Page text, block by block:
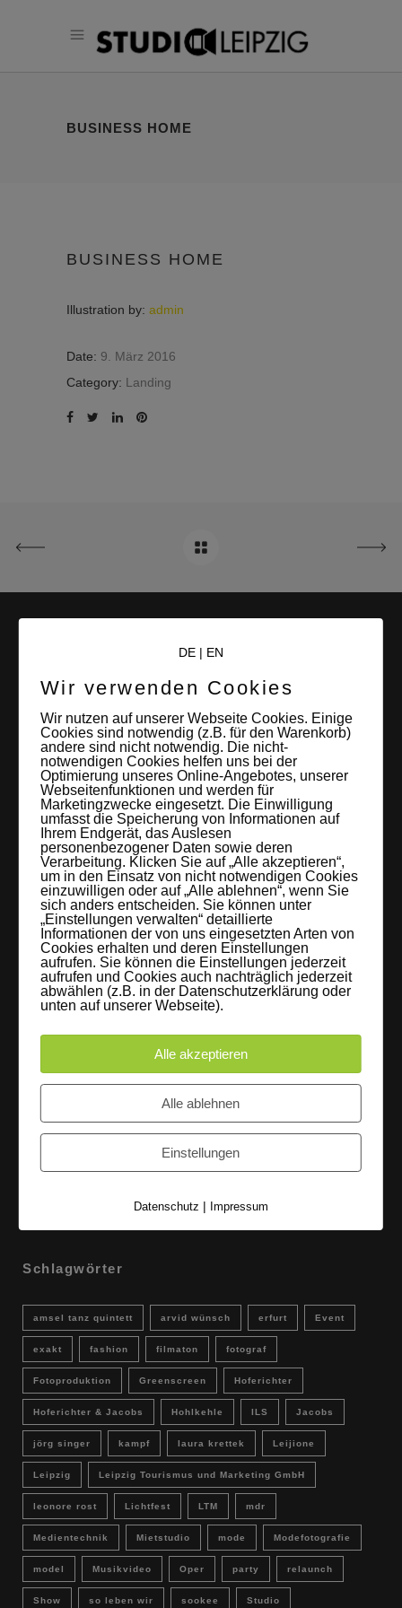
BUSINESS HOME
BUSINESS HOME
Illustration by: admin
Date: 9. März 2016
Category: Landing
LEIPZIGS MIETSTUDIO
Hier lassen sich Foto- und Videoproduktionen aller Art in
entspannter Loftatmosphäre realisieren. Alles da, was man
braucht: Technik, Platz, Couch und Kaffee. Folgt uns!
Letzte Beiträge
60 Jahre WG UNITAS eG [Scholz & Heinz]
9. Oktober 2017
FLAMINGOCAT Premium Collection [Susann
Jehnichen]
24. Juli 2017
Es regnet im Studio [Sons Of Motion]
5. Juli 2017
Schlagwörter
amsel tanz quintett arvid wünsch erfurt Event
exakt fashion filmaton fotograf
Fotoproduktion Greenscreen Hoferichter
Hoferichter & Jacobs Hohlkehle ILS Jacobs
jörg singer kampf laura krettek Leijione
Leipzig Leipzig Tourismus und Marketing GmbH
leonore rost Lichtfest LTM mdr
Medientechnik Mietstudio mode Modefotografie
model Musikvideo Oper party relaunch
Show so leben wir sookee Studio
DE| EN
Wir verwenden Cookies
Wir nutzen auf unserer Webseite Cookies. Einige
Cookies sind notwendig (z.B. für den Warenkorb)
andere sind nicht notwendig. Die nicht-
notwendigen Cookies helfen uns bei der
Optimierung unseres Online-Angebotes, unserer
Webseitenfunktionen und werden für
Marketingzwecke eingesetzt. Die Einwilligung
umfasst die Speicherung von Informationen auf
Ihrem Endgerät, das Auslesen
personenbezogener Daten sowie deren
Verarbeitung. Klicken Sie auf „Alle akzeptieren“,
um in den Einsatz von nicht notwendigen Cookies
einzuwilligen oder auf „Alle ablehnen“, wenn Sie
sich anders entscheiden. Sie können unter
„Einstellungen verwalten“ detaillierte
Informationen der von uns eingesetzten Arten von
Cookies erhalten und deren Einstellungen
aufrufen. Sie können die Einstellungen jederzeit
aufrufen und Cookies auch nachträglich jederzeit
abwählen (z.B. in der Datenschutzerklärung oder
unten auf unserer Webseite).
Alle akzeptieren
Alle ablehnen
Einstellungen
Datenschutz | Impressum